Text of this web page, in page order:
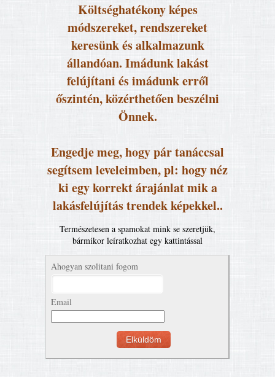
Költséghatékony képes
módszereket, rendszereket
keresünk és alkalmazunk
állandóan. Imádunk lakást
felújítani és imádunk erről
őszintén, közérthetően beszélni
Önnek.
Engedje meg, hogy pár tanáccsal
segítsem leveleimben, pl: hogy néz
ki egy korrekt árajánlat mik a
lakásfelújítás trendek képekkel..
Természetesen a spamokat mink se szeretjük,
bármikor leíratkozhat egy kattintással
Ahogyan szolitani fogom
Email